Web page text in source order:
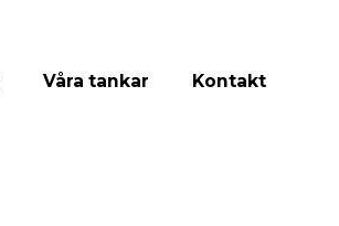
Våra tankar Kontakt